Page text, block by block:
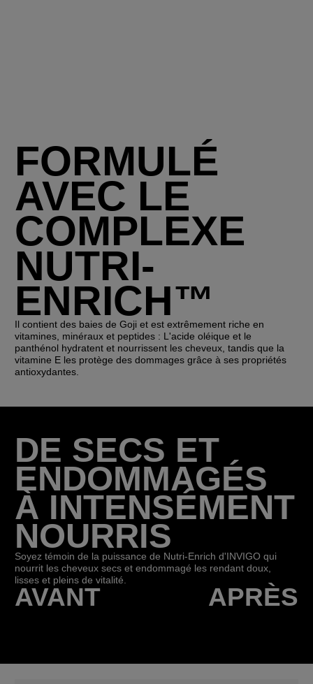
FORMULÉ
AVEC LE
COMPLEXE
NUTRI-
ENRICH™
Il contient des baies de Goji et est extrêmement riche en
vitamines, minéraux et peptides : L'acide oléique et le
panthénol hydratent et nourrissent les cheveux, tandis que la
vitamine E les protège des dommages grâce à ses propriétés
antioxydantes.
DE SECS ET
ENDOMMAGÉS
À INTENSÉMENT
NOURRIS
Soyez témoin de la puissance de Nutri-Enrich d'INVIGO qui
nourrit les cheveux secs et endommagé les rendant doux,
lisses et pleins de vitalité.
AVANT APRÈS